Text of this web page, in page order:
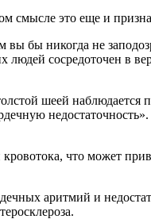
смысле это еще и
бы никогда не
сосредоточен в
шеей наблюдается
что может
аритмий и